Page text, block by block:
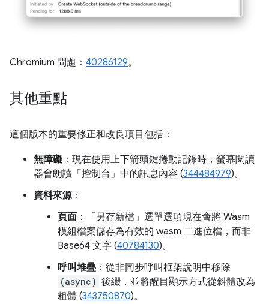
Chromium 問題： 40286129。
其他重點
這個版本的重要修正和改良項目包括：
無障礙 ：現在使用上下箭頭鍵捲動記錄時，螢幕閱讀
器會朗讀「控制台」 中的訊息內容 (344484979)。
資料來源：
頁面 ：「另存新檔」 選單選項現在會將 Wasm
模組檔案儲存為有效的 wasm 二進位檔，而非
Base64 文字 (40784130)。
呼叫堆疊 ：從非同步呼叫框架說明中移除
(async) 後綴，並將醒目顯示方式從斜體改為
粗體 (343750870)。